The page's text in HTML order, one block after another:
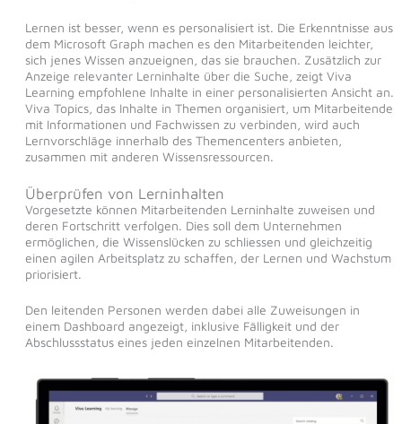
Lernen ist besser, wenn es personalisiert ist. Die Erkenntnisse aus
dem Microsoft Graph machen es den Mitarbeitenden leichter,
sich jenes Wissen anzueignen, das sie brauchen. Zusätzlich zur
Anzeige relevanter Lerninhalte über die Suche, zeigt Viva
Learning empfohlene Inhalte in einer personalisierten Ansicht an.
Viva Topics, das Inhalte in Themen organisiert, um Mitarbeitende
mit Informationen und Fachwissen zu verbinden, wird auch
Lernvorschläge innerhalb des Themencenters anbieten,
zusammen mit anderen Wissensressourcen.
Überprüfen von Lerninhalten
Vorgesetzte können Mitarbeitenden Lerninhalte zuweisen und
deren Fortschritt verfolgen. Dies soll dem Unternehmen
ermöglichen, die Wissenslücken zu schliessen und gleichzeitig
einen agilen Arbeitsplatz zu schaffen, der Lernen und Wachstum
priorisiert.
Den leitenden Personen werden dabei alle Zuweisungen in
einem Dashboard angezeigt, inklusive Fälligkeit und der
Abschlussstatus eines jeden einzelnen Mitarbeitenden.